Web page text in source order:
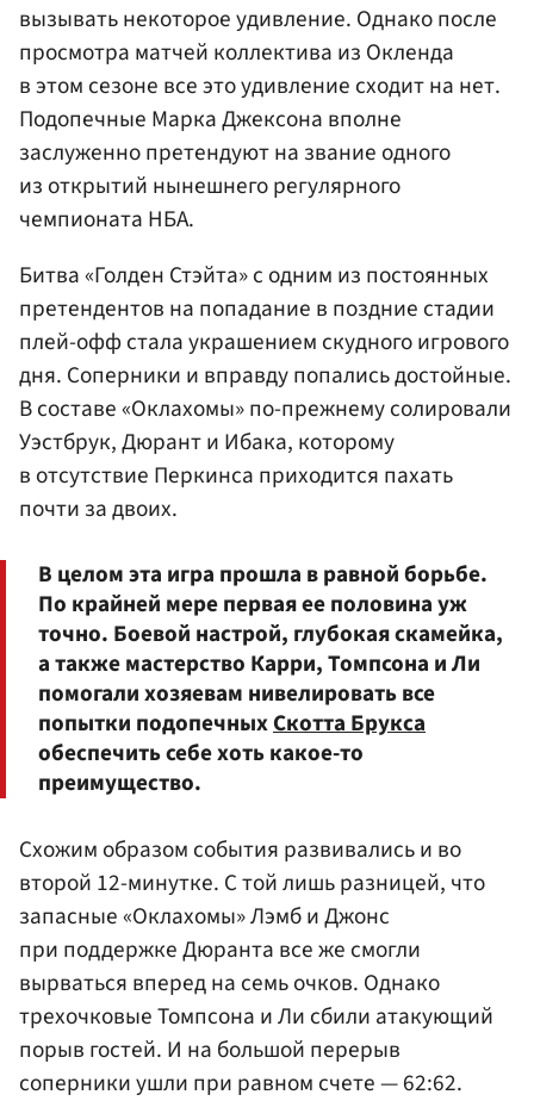
вызывать некоторое удивление. Однако после
просмотра матчей коллектива из Окленда
в этом сезоне все это удивление сходит на нет.
Подопечные Марка Джексона вполне
заслуженно претендуют на звание одного
из открытий нынешнего регулярного
чемпионата НБА.
Битва «Голден Стэйта» с одним из постоянных
претендентов на попадание в поздние стадии
плей-офф стала украшением скудного игрового
дня. Соперники и вправду попались достойные.
В составе «Оклахомы» по-прежнему солировали
Уэстбрук, Дюрант и Ибака, которому
в отсутствие Перкинса приходится пахать
почти за двоих.
В целом эта игра прошла в равной борьбе.
По крайней мере первая ее половина уж
точно. Боевой настрой, глубокая скамейка,
а также мастерство Карри, Томпсона и Ли
помогали хозяевам нивелировать все
попытки подопечныхСкотта Брукса
обеспечить себе хоть какое-то
преимущество.
Схожим образом события развивались и во
второй 12-минутке. С той лишь разницей, что
запасные «Оклахомы» Лэмб и Джонс
при поддержке Дюранта все же смогли
вырваться вперед на семь очков. Однако
трехочковые Томпсона и Ли сбили атакующий
порыв гостей. И на большой перерыв
соперники ушли при равном счете — 62:62.